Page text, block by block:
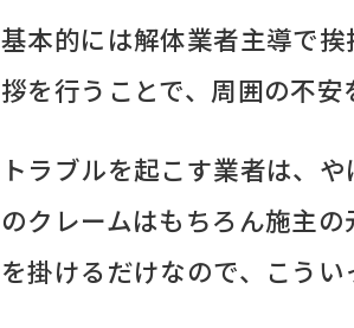
基本的には解体業者主導で
拶を行うことで、周囲の不安
トラブルを起こす業者は、
のクレームはもちろん施主
を掛けるだけなので、こう